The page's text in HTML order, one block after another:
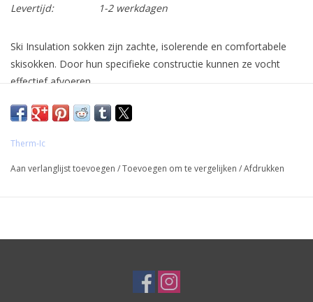
Levertijd:
1-2 werkdagen
Ski Insulation sokken zijn zachte, isolerende en comfortabele
skisokken. Door hun specifieke constructie kunnen ze vocht
effectief afvoeren.
Therm-Ic
Aan verlanglijst toevoegen /Toevoegen om te vergelijken /Afdrukken